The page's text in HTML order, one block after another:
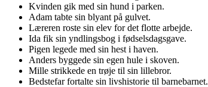
Kvinden gik med sin hund i parken.
Adam tabte sin blyant på gulvet.
Læreren roste sin elev for det flotte arbejde.
Ida fik sin yndlingsbog i fødselsdagsgave.
Pigen legede med sin hest i haven.
Anders byggede sin egen hule i skoven.
Mille strikkede en trøje til sin lillebror.
Bedstefar fortalte sin livshistorie til barnebarnet.